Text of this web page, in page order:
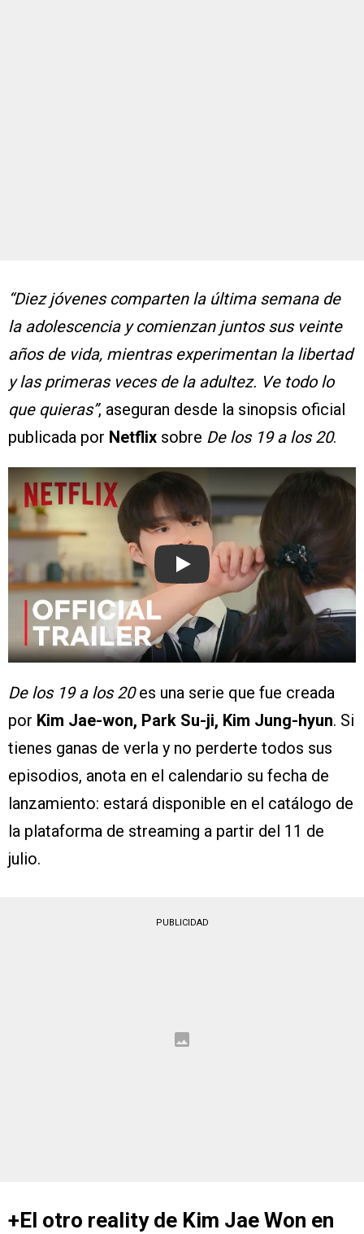
“Diez jóvenes comparten la última semana de
la adolescencia y comienzan juntos sus veinte
años de vida, mientras experimentan la libertad
y las primeras veces de la adultez. Ve todo lo
que quieras”, aseguran desde la sinopsis oficial
publicada por Netflix sobre De los 19 a los 20.
Play
De los 19 a los 20es una serie que fue creada
por Kim Jae-won, Park Su-ji, Kim Jung-hyun. Si
tienes ganas de verla y no perderte todos sus
episodios, anota en el calendario su fecha de
lanzamiento: estará disponible en el catálogo de
la plataforma de streaming a partir del 11 de
julio.
PUBLICIDAD
+El otro reality de Kim Jae Won en